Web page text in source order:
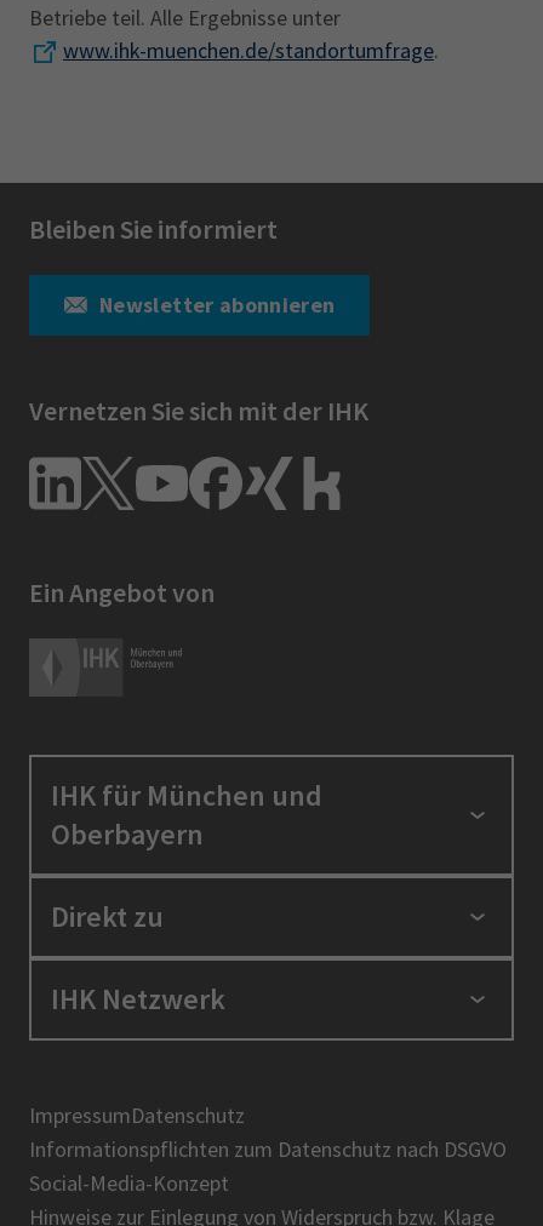
Betriebe teil. Alle Ergebnisse unter
www.ihk-muenchen.de/standortumfrage.
Bleiben Sie informiert
Newsletter abonnieren
Vernetzen Sie sich mit der IHK
Ein Angebot von
IHK für München und
Oberbayern
Standortpolitik
Berufszugang
Über uns
Direkt zu
Positionen
Presse
IHK-Magazin
IHK Netzwerk
BIHK
DIHK
AHK
ImpressumDatenschutz
Informationspflichten zum Datenschutz nach DSGVO
Social-Media-Konzept
Hinweise zur Einlegung von Widerspruch bzw. Klage